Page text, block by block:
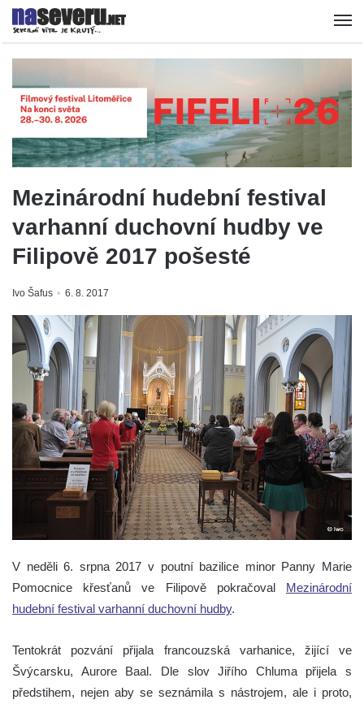
Mezinárodní hudební festival
varhanní duchovní hudby ve
Filipově 2017 pošesté
Ivo Šafus 6. 8. 2017
V neděli 6. srpna 2017 v poutní bazilice minor Panny Marie
Pomocnice křesťanů ve Filipově pokračoval Mezinárodní
hudební festival varhanní duchovní hudby.
Tentokrát pozvání přijala francouzská varhanice, žijící ve
Švýcarsku, Aurore Baal. Dle slov Jiřího Chluma přijela s
předstihem, nejen aby se seznámila s nástrojem, ale i proto,